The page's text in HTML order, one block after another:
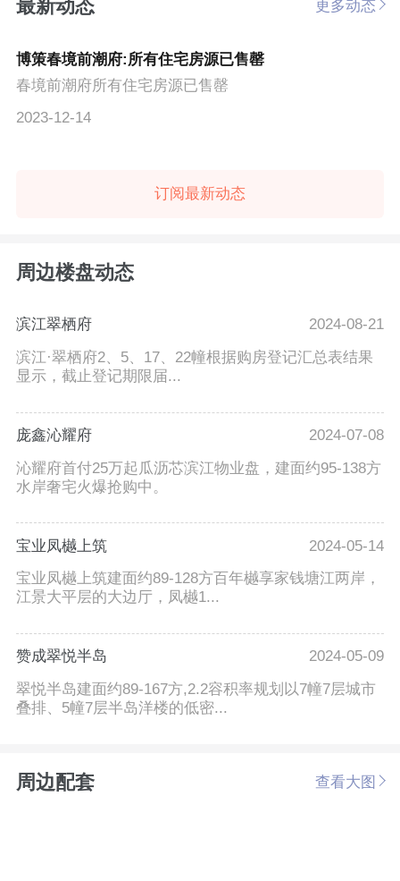
最新动态 更多动态
博策春境前潮府:所有住宅房源已售罄
春境前潮府所有住宅房源已售罄
2023-12-14
订阅最新动态
周边楼盘动态
滨江翠栖府
2024-08-21
滨江·翠栖府2、5、17、22幢根据购房登记汇总表结果
显示，截止登记期限届...
庞鑫沁耀府
2024-07-08
沁耀府首付25万起瓜沥芯滨江物业盘，建面约95-138方
水岸奢宅火爆抢购中。
宝业凤樾上筑
2024-05-14
宝业凤樾上筑建面约89-128方百年樾享家钱塘江两岸，
江景大平层的大边厅，凤樾1...
赞成翠悦半岛
2024-05-09
翠悦半岛建面约89-167方,2.2容积率规划以7幢7层城市
叠排、5幢7层半岛洋楼的低密...
周边配套 查看大图